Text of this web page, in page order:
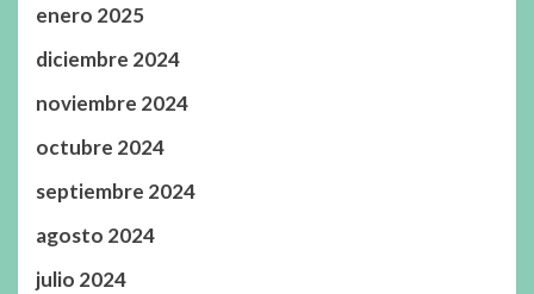
enero 2025
diciembre 2024
noviembre 2024
octubre 2024
septiembre 2024
agosto 2024
julio 2024